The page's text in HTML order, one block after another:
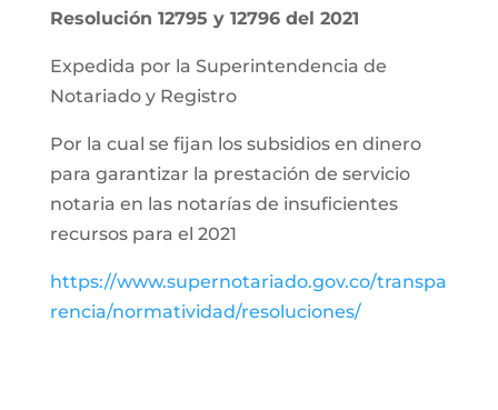
Resolución 12795 y 12796 del 2021
Expedida por la Superintendencia de
Notariado y Registro
Por la cual se fijan los subsidios en dinero
para garantizar la prestación de servicio
notaria en las notarías de insuficientes
recursos para el 2021
https://www.supernotariado.gov.co/transpa
rencia/normatividad/resoluciones/